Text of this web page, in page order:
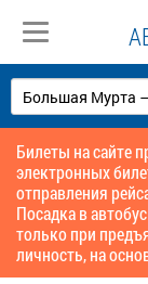
Билеты на сайте
электронных
отправления
Посадка в
только при
личность, на